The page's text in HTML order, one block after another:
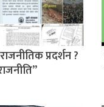
प्रदर्शन ?